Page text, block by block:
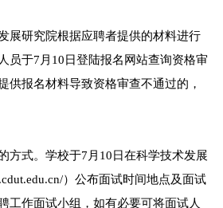
展研究院根据应聘者提供的材料进行
员于7月10日登陆报名网站查询资格审
供报名材料导致资格审查不通过的，
方式。学校于7月10日在科学技术发展
）公布面试时间地点及面试
工作面试小组，如有必要可将面试人